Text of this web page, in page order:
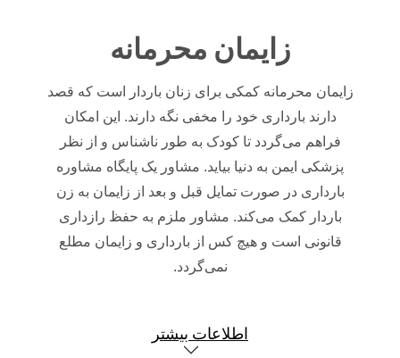
زایمان محرمانه
زایمان محرمانه کمکی برای زنان باردار است که قصد
دارند بارداری خود را مخفی نگه دارند. این امکان
فراهم می‌گردد تا کودک به طور ناشناس و از نظر
پزشکی ایمن به دنیا بیاید. مشاور یک پایگاه مشاوره
بارداری در صورت تمایل قبل و بعد از زایمان به زن
باردار کمک می‌کند. مشاور ملزم به حفظ رازداری
قانونی است و هیچ کس از بارداری و زایمان مطلع
نمی‌گردد.
اطلاعات بیشتر